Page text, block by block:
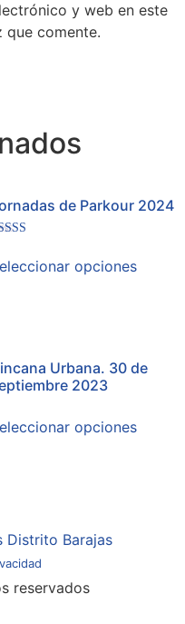
y web en este
que comente.
de Parkour 2024
opciones
Urbana. 30 de
2023
opciones
reservados